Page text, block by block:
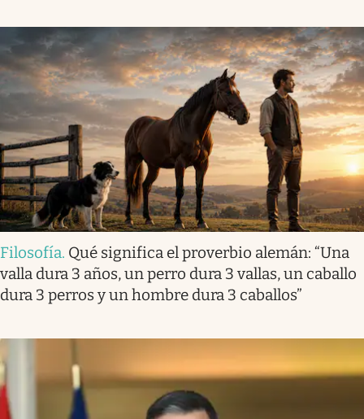
Filosofía. Qué significa el proverbio alemán: “Una
valla dura 3 años, un perro dura 3 vallas, un caballo
dura 3 perros y un hombre dura 3 caballos”